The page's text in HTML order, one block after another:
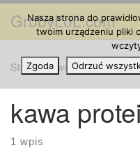
Przejdź do treści
GrubyLoL.com
Strona główna » kawa
kawa
1 wpis
Nasza strona do
twoim urządzeniu pliki
Zgoda
Odrzuć